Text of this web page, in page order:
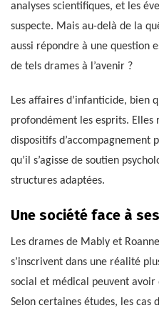
analyses scientifiques, et les
suspecte. Mais au-delà de la
aussi répondre à une question
de tels drames à l’avenir ?
Les affaires d’infanticide, bien
profondément les esprits. Elles
dispositifs d’accompagnement
qu’il s’agisse de soutien
structures adaptées.
Une société face à
Les drames de Mably et
s’inscrivent dans une réalité
social et médical peuvent avoir
Selon certaines études, les cas